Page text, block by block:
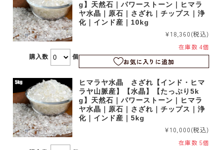
g】天然石｜パワーストーン｜ヒマラ
ヤ水晶｜原石｜さざれ｜チップス｜浄
化｜インド産｜10kg
¥18,360(税込)
在庫数 4個
お気に入りに追加
購入数 個
ヒマラヤ水晶 さざれ【インド・ヒマ
ラヤ山脈産】【水晶】【たっぷり5k
g】天然石｜パワーストーン｜ヒマラ
ヤ水晶｜原石｜さざれ｜チップス｜浄
化｜インド産｜5kg
¥10,000(税込)
在庫数 5個